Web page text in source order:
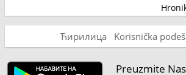
Ћирилица Korisnička
Preuzmite